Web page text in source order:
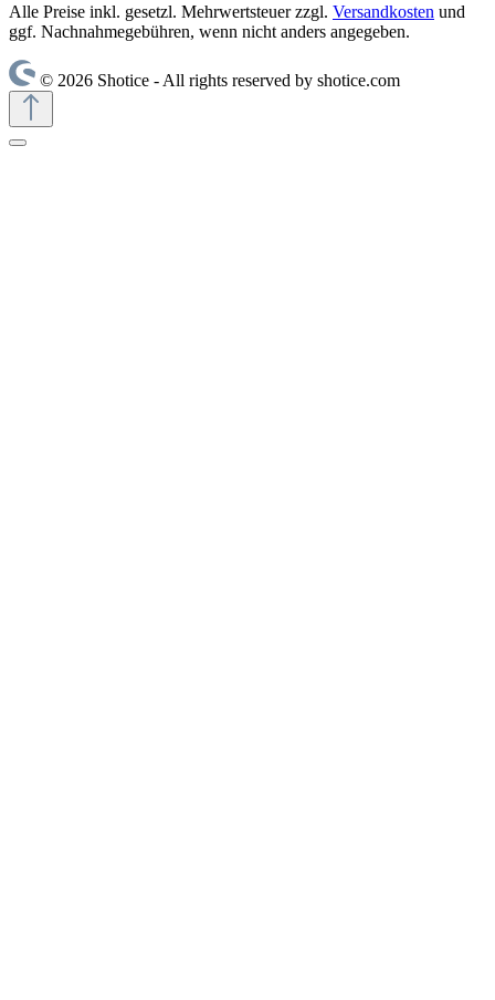
Alle Preise inkl. gesetzl. Mehrwertsteuer zzgl. Versandkosten und
ggf. Nachnahmegebühren, wenn nicht anders angegeben.
© 2026 Shotice - All rights reserved by shotice.com